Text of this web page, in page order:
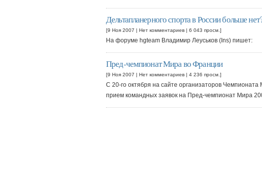
Дельтапланерного спорта в России больше
[9 Ноя 2007 | Нет комментариев | 6 043 просм.]
На форуме hgteam Владимир Леуськов (Ins) пишет:
Пред-чемпионат Мира во Франции
[9 Ноя 2007 | Нет комментариев | 4 236 просм.]
С 20-го октября на сайте организаторов
прием командных заявок на Пред-чемпионат Мира